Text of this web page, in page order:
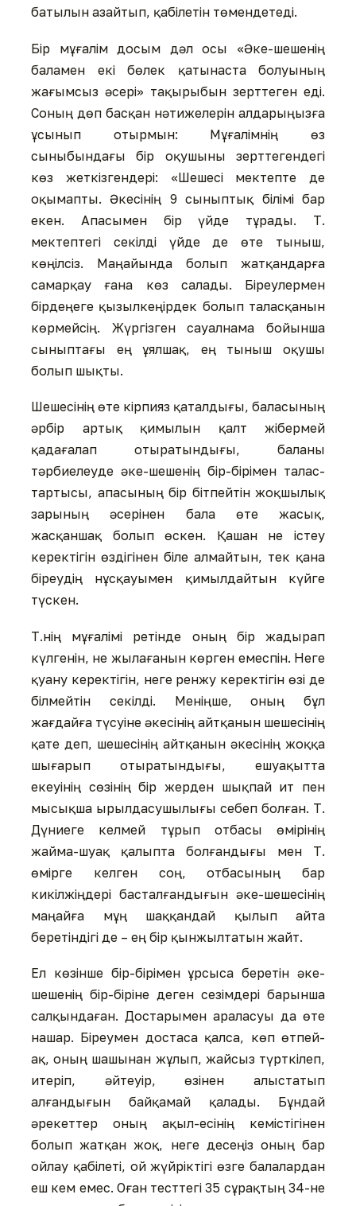
батылын азайтып, қабілетін төмендетеді.
Бір мұғалім досым дәл осы «Әке-шешенің
баламен екі бөлек қатынаста болуының
жағымсыз әсері» тақырыбын зерттеген еді.
Соның дөп басқан нәтижелерін алдарыңызға
ұсынып отырмын: Мұғалімнің өз
сыныбындағы бір оқушыны зерттегендегі
көз жеткізгендері: «Шешесі мектепте де
оқымапты. Әкесінің 9 сыныптық білімі бар
екен. Апасымен бір үйде тұрады. Т.
мектептегі секілді үйде де өте тыныш,
көңілсіз. Маңайында болып жатқандарға
самарқау ғана көз салады. Біреулермен
бірдеңеге қызылкеңірдек болып таласқанын
көрмейсің. Жүргізген сауалнама бойынша
сыныптағы ең ұялшақ, ең тыныш оқушы
болып шықты.
Шешесінің өте кірпияз қаталдығы, баласының
әрбір артық қимылын қалт жібермей
қадағалап отыратындығы, баланы
тәрбиелеуде әке-шешенің бір-бірімен талас-
тартысы, апасының бір бітпейтін жоқшылық
зарының әсерінен бала өте жасық,
жасқаншақ болып өскен. Қашан не істеу
керектігін өздігінен біле алмайтын, тек қана
біреудің нұсқауымен қимылдайтын күйге
түскен.
Т.нің мұғалімі ретінде оның бір жадырап
күлгенін, не жылағанын көрген емеспін. Неге
қуану керектігін, неге ренжу керектігін өзі де
білмейтін секілді. Меніңше, оның бұл
жағдайға түсуіне әкесінің айтқанын шешесінің
қате деп, шешесінің айтқанын әкесінің жоққа
шығарып отыратындығы, ешуақытта
екеуінің сөзінің бір жерден шықпай ит пен
мысықша ырылдасушылығы себеп болған. Т.
Дүниеге келмей тұрып отбасы өмірінің
жайма-шуақ қалыпта болғандығы мен Т.
өмірге келген соң, отбасының бар
кикілжіңдері басталғандығын әке-шешесінің
маңайға мұң шаққандай қылып айта
беретіндігі де – ең бір қынжылтатын жайт.
Ел көзінше бір-бірімен ұрсыса беретін әке-
шешенің бір-біріне деген сезімдері барынша
салқындаған. Достарымен араласуы да өте
нашар. Біреумен достаса қалса, көп өтпей-
ақ, оның шашынан жұлып, жайсыз түрткілеп,
итеріп, әйтеуір, өзінен алыстатып
алғандығын байқамай қалады. Бұндай
әрекеттер оның ақыл-есінің кемістігінен
болып жатқан жоқ, неге десеңіз оның бар
ойлау қабілеті, ой жүйріктігі өзге балалардан
еш кем емес. Оған тесттегі 35 сұрақтың 34-не